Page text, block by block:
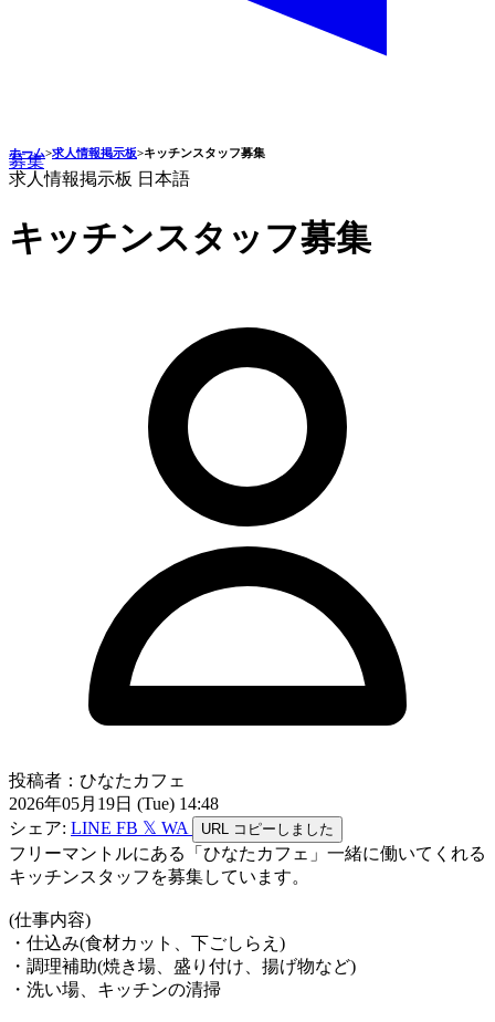
募集
ホーム>求人情報掲示板>キッチンスタッフ募集
求人情報掲示板 日本語
キッチンスタッフ募集
投稿者：ひなたカフェ
2026年05月19日 (Tue) 14:48
シェア: LINE FB 𝕏 WA URL コピーしました
フリーマントルにある「ひなたカフェ」一緒に働いてくれる
キッチンスタッフを募集しています。
(仕事内容)
・仕込み(食材カット、下ごしらえ)
・調理補助(焼き場、盛り付け、揚げ物など)
・洗い場、キッチンの清掃